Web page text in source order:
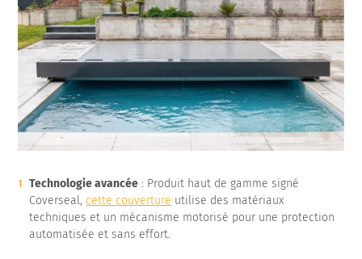
Technologie avancée : Produit haut de gamme signé
Coverseal, cette couverture utilise des matériaux
techniques et un mécanisme motorisé pour une protection
automatisée et sans effort.